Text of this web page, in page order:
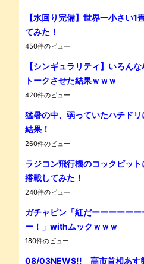
【水回り完備】世界一小さい1
てみた！
450件のビュー
【シンギュラリティ】いろん
トークさせた結果ｗｗｗ
420件のビュー
猛暑の中、弱っていたハチドリ
結果！
260件のビュー
ラジコン飛行機のコックピッ
搭載してみた！
240件のビュー
ガチャピン「紅だーーーーー
ー！」withムックｗｗｗ
180件のビュー
08/03NEWS!! 高市首相あす